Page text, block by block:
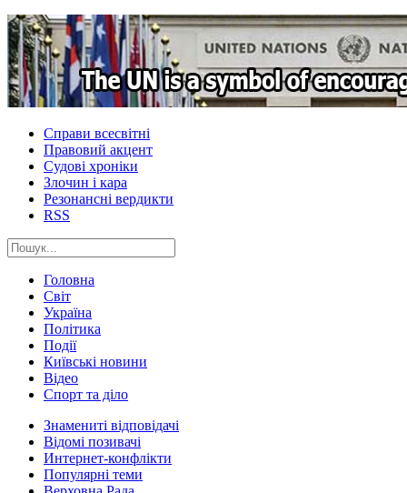
Справи всесвітні
Правовий акцент
Судові хроніки
Злочин і кара
Резонансні вердикти
RSS
Головна
Світ
Україна
Політика
Події
Київські новини
Відео
Спорт та діло
Знамениті відповідачі
Відомі позивачі
Интернет-конфлікти
Популярні теми